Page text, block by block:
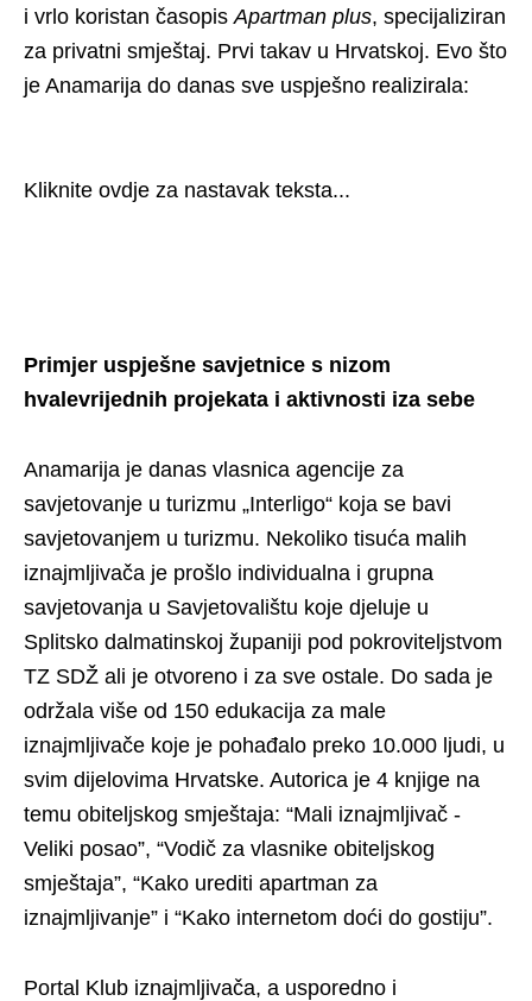
i vrlo koristan časopisApartman plus, specijaliziran
za privatni smještaj. Prvi takav u Hrvatskoj. Evo što
je Anamarija do danas sve uspješno realizirala:
Kliknite ovdje za nastavak teksta...
Primjer uspješne savjetnice s nizom
hvalevrijednih projekata i aktivnosti iza sebe
Anamarija je danas vlasnica agencije za
savjetovanje u turizmu „Interligo“ koja se bavi
savjetovanjem u turizmu. Nekoliko tisuća malih
iznajmljivača je prošlo individualna i grupna
savjetovanja u Savjetovalištu koje djeluje u
Splitsko dalmatinskoj županiji pod pokroviteljstvom
TZ SDŽ ali je otvoreno i za sve ostale. Do sada je
održala više od 150 edukacija za male
iznajmljivače koje je pohađalo preko 10.000 ljudi, u
svim dijelovima Hrvatske. Autorica je 4 knjige na
temu obiteljskog smještaja: “Mali iznajmljivač -
Veliki posao”, “Vodič za vlasnike obiteljskog
smještaja”, “Kako urediti apartman za
iznajmljivanje” i “Kako internetom doći do gostiju”.​​
Portal Klub iznajmljivača, a usporedno i